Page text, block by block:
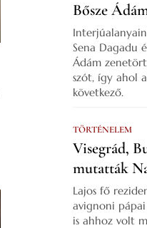
Bősze
Sena Dagadu
Ádám
szót, így ahol
következő.
TÖRTÉNELEM
Visegrád,
mutatták
Lajos fő
avignoni
is ahhoz volt